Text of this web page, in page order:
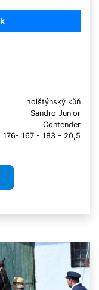
holštýnský kůň
Sandro Junior
Contender
176- 167 - 183 - 20,5